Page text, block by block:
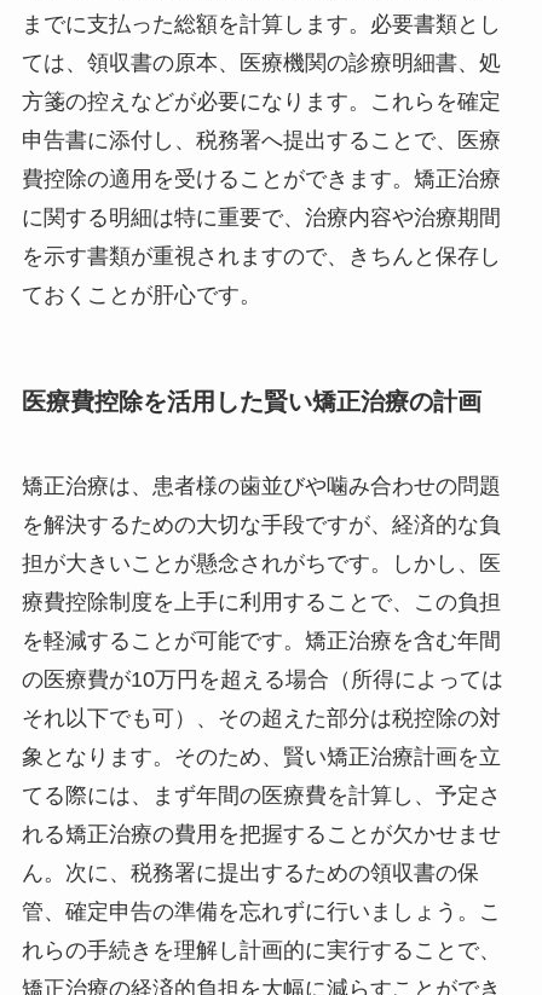
までに支払った総額を計算します。必要書類とし
ては、領収書の原本、医療機関の診療明細書、処
方箋の控えなどが必要になります。これらを確定
申告書に添付し、税務署へ提出することで、医療
費控除の適用を受けることができます。矯正治療
に関する明細は特に重要で、治療内容や治療期間
を示す書類が重視されますので、きちんと保存し
ておくことが肝心です。
医療費控除を活用した賢い矯正治療の計画
矯正治療は、患者様の歯並びや噛み合わせの問題
を解決するための大切な手段ですが、経済的な負
担が大きいことが懸念されがちです。しかし、医
療費控除制度を上手に利用することで、この負担
を軽減することが可能です。矯正治療を含む年間
の医療費が10万円を超える場合（所得によっては
それ以下でも可）、その超えた部分は税控除の対
象となります。そのため、賢い矯正治療計画を立
てる際には、まず年間の医療費を計算し、予定さ
れる矯正治療の費用を把握することが欠かせませ
ん。次に、税務署に提出するための領収書の保
管、確定申告の準備を忘れずに行いましょう。こ
れらの手続きを理解し計画的に実行することで、
矯正治療の経済的負担を大幅に減らすことができ